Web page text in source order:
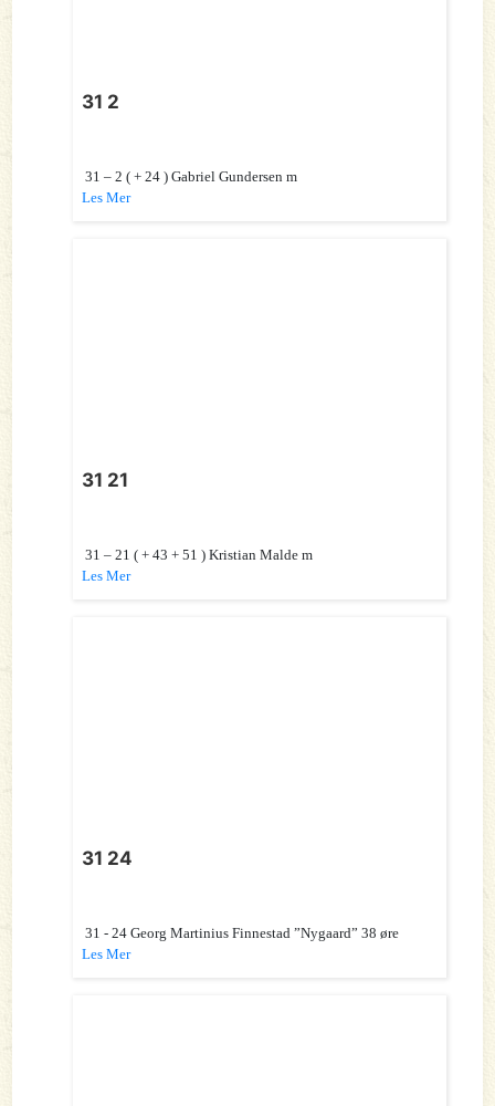
31 2
31 – 2 ( + 24 ) Gabriel Gundersen m
Les Mer
31 21
31 – 21 ( + 43 + 51 ) Kristian Malde m
Les Mer
31 24
31 - 24 Georg Martinius Finnestad ”Nygaard” 38 øre
Les Mer